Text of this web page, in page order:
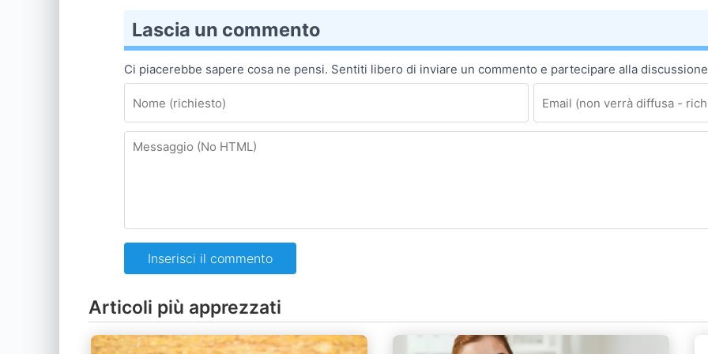
Lascia un commento
Ci piacerebbe sapere cosa ne pensi. Sentiti libero di inviare un commento e partecipare alla
Inserisci il commento
Articoli più apprezzati